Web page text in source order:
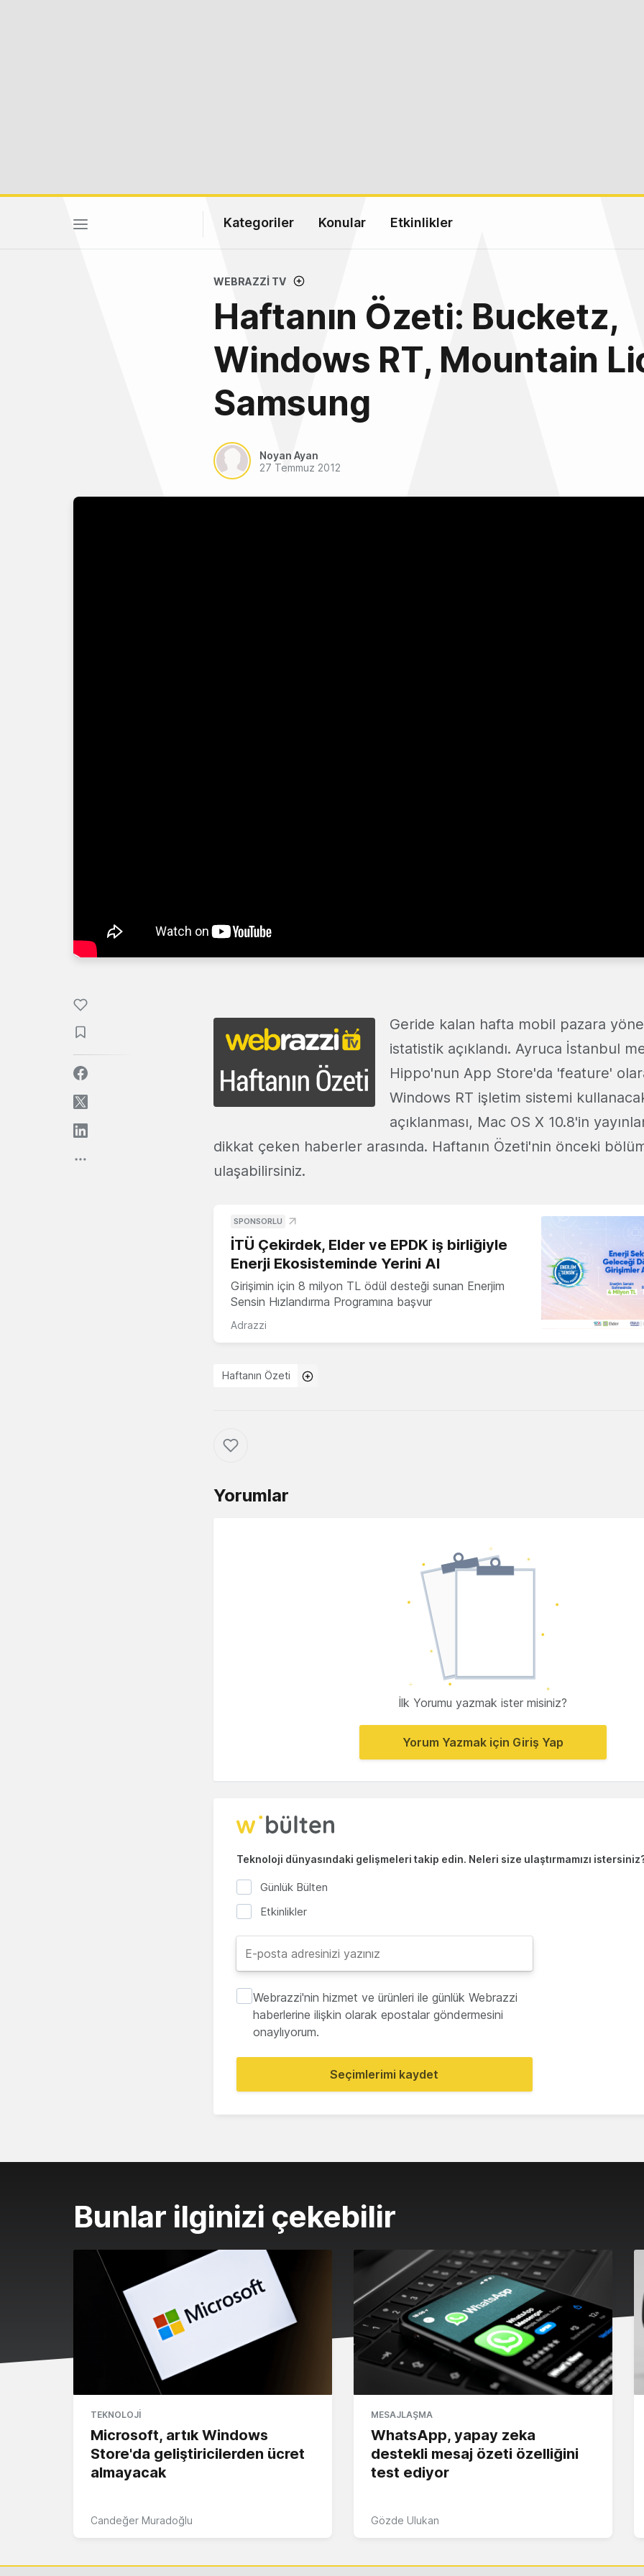
Kategoriler Konular Etkinlikler
WEBRAZZI TV
Haftanın Özeti: Bucketz,
Windows RT, Mountain
Samsung
Noyan Ayan
27 Temmuz 2012
Geride kalan hafta mobil pazara
istatistik açıklandı. Ayruca İstanbul
Hippo'nun App Store'da 'feature'
Windows RT işletim sistemi
açıklanması, Mac OS X 10.8'in
dikkat çeken haberler arasında. Haftanın Özeti'nin önceki
ulaşabilirsiniz.
SPONSORLU
İTÜ Çekirdek, Elder ve EPDK iş birliğiyle
Enerji Ekosisteminde Yerini Al
Girişimin için 8 milyon TL ödül desteği sunan Enerjim
Sensin Hızlandırma Programına başvur
Adrazzi
Haftanın Özeti
Yorumlar
İlk Yorumu yazmak ister misiniz?
Yorum Yazmak için Giriş Yap
Teknoloji dünyasındaki gelişmeleri takip edin. Neleri size ulaştırmamızı
Günlük Bülten
Etkinlikler
Webrazzi'nin hizmet ve ürünleri ile günlük Webrazzi
haberlerine ilişkin olarak epostalar göndermesini
onaylıyorum.
Seçimlerimi kaydet
Bunlar ilginizi çekebilir
TEKNOLOJI
Microsoft, artık Windows
Store'da geliştiricilerden ücret
almayacak
Candeğer Muradoğlu
MESAJLAŞMA
WhatsApp, yapay zeka
destekli mesaj özeti özelliğini
test ediyor
Gözde Ulukan